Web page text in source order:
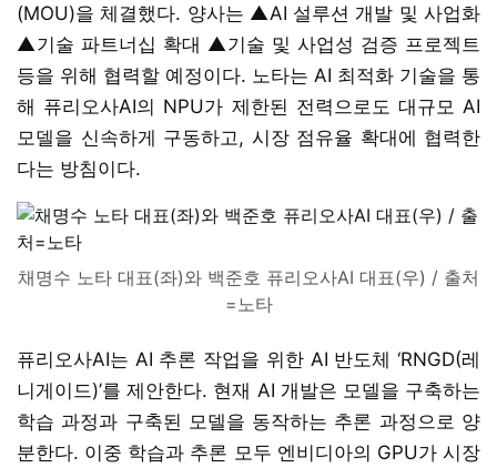
(MOU)을 체결했다. 양사는 ▲AI 설루션 개발 및 사업화
▲기술 파트너십 확대 ▲기술 및 사업성 검증 프로젝트
등을 위해 협력할 예정이다. 노타는 AI 최적화 기술을 통
해 퓨리오사AI의 NPU가 제한된 전력으로도 대규모 AI
모델을 신속하게 구동하고, 시장 점유율 확대에 협력한
다는 방침이다.
채명수 노타 대표(좌)와 백준호 퓨리오사AI 대표(우) / 출처
=노타
퓨리오사AI는 AI 추론 작업을 위한 AI 반도체 ‘RNGD(레
니게이드)’를 제안한다. 현재 AI 개발은 모델을 구축하는
학습 과정과 구축된 모델을 동작하는 추론 과정으로 양
분한다. 이중 학습과 추론 모두 엔비디아의 GPU가 시장